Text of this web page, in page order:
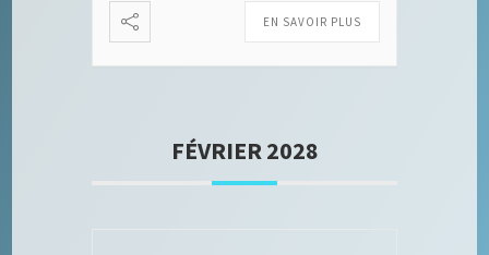
EN SAVOIR PLUS
FÉVRIER 2028